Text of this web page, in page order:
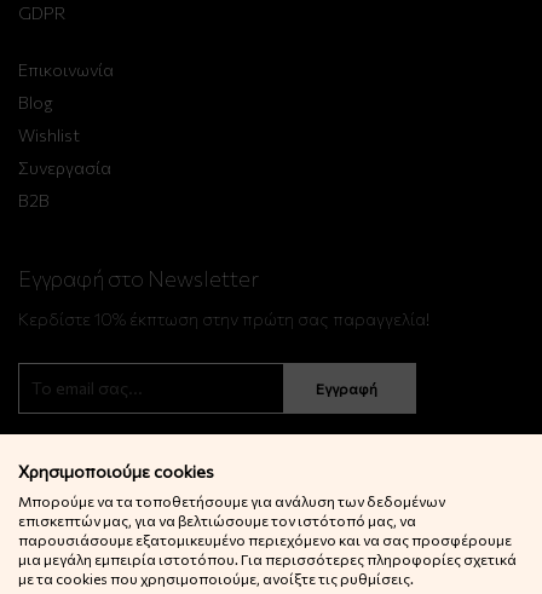
GDPR
Επικοινωνία
Blog
Wishlist
Συνεργασία
B2B
Εγγραφή στο Newsletter
Κερδίστε 10% έκπτωση στην πρώτη σας παραγγελία!
Εγγραφή
© 2022 Little Big Things. Αll rights reserved.
Χρησιμοποιούμε cookies
Μπορούμε να τα τοποθετήσουμε για ανάλυση των δεδομένων
επισκεπτών μας, για να βελτιώσουμε τον ιστότοπό μας, να
παρουσιάσουμε εξατομικευμένο περιεχόμενο και να σας προσφέρουμε
μια μεγάλη εμπειρία ιστοτόπου. Για περισσότερες πληροφορίες σχετικά
με τα cookies που χρησιμοποιούμε, ανοίξτε τις ρυθμίσεις.